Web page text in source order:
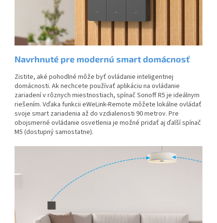
Navrhnuté pre modernú smart domácnosť
Zistite, aké pohodlné môže byť ovládanie inteligentnej
domácnosti. Ak nechcete používať aplikáciu na ovládanie
zariadení v rôznych miestnostiach, spínač Sonoff R5 je ideálnym
riešením. Vďaka funkcii eWeLink-Remote môžete lokálne ovládať
svoje smart zariadenia až do vzdialenosti 90 metrov. Pre
obojsmerné ovládanie osvetlenia je možné pridať aj ďalší spínač
M5 (dostupný samostatne).